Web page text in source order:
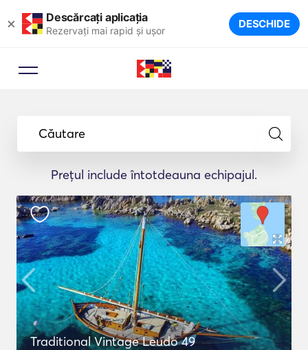
× Descărcați aplicația
Rezervați mai rapid și ușor DESCHIDE
Căutare
Prețul include întotdeauna echipajul.
Traditional Vintage Leudo 49